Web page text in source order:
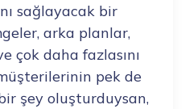
sağlayacak bir
arka planlar,
çok daha fazlasını
pek de
şey oluşturduysan,